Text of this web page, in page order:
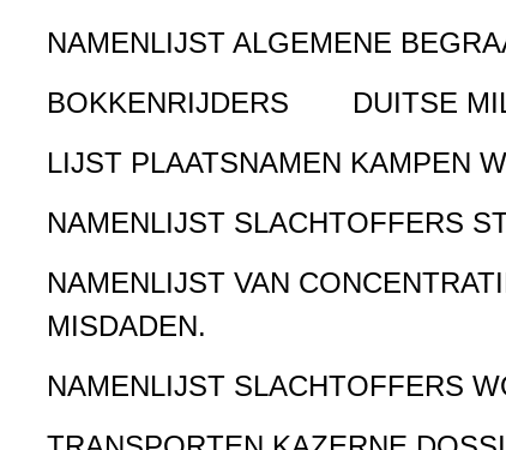
NAMENLIJST ALGEMENE
BOKKENRIJDERS
DUITSE
LIJST PLAATSNAMEN KAMPEN
NAMENLIJST SLACHTOFFERS
NAMENLIJST VAN
MISDADEN.
NAMENLIJST SLACHTOFFERS